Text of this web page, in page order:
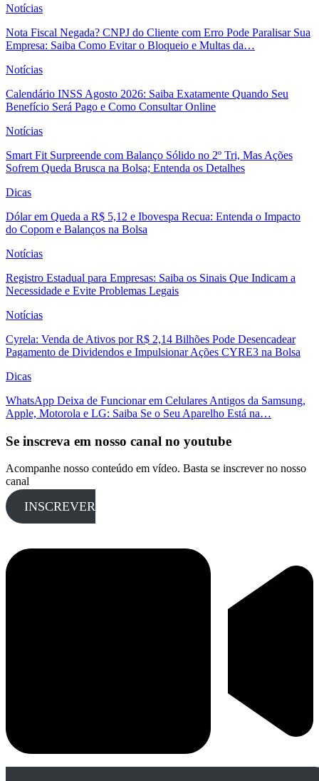
Notícias
Nota Fiscal Negada? CNPJ do Cliente com Erro Pode Paralisar Sua
Empresa: Saiba Como Evitar o Bloqueio e Multas da…
Notícias
Calendário INSS Agosto 2026: Saiba Exatamente Quando Seu
Benefício Será Pago e Como Consultar Online
Notícias
Smart Fit Surpreende com Balanço Sólido no 2º Tri, Mas Ações
Sofrem Queda Brusca na Bolsa; Entenda os Detalhes
Dicas
Dólar em Queda a R$ 5,12 e Ibovespa Recua: Entenda o Impacto
do Copom e Balanços na Bolsa
Notícias
Registro Estadual para Empresas: Saiba os Sinais Que Indicam a
Necessidade e Evite Problemas Legais
Notícias
Cyrela: Venda de Ativos por R$ 2,14 Bilhões Pode Desencadear
Pagamento de Dividendos e Impulsionar Ações CYRE3 na Bolsa
Dicas
WhatsApp Deixa de Funcionar em Celulares Antigos da Samsung,
Apple, Motorola e LG: Saiba Se o Seu Aparelho Está na…
Se inscreva em nosso canal no youtube
Acompanhe nosso conteúdo em vídeo. Basta se inscrever no nosso
canal
INSCREVER